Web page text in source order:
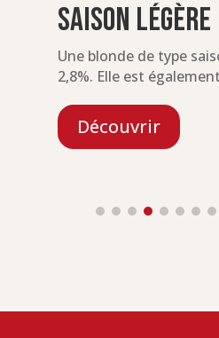
Saison Légère
Une blonde de type
2,8%. Elle est
Découvrir